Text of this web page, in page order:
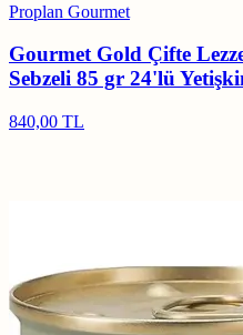
Proplan Gourmet
Gourmet Gold Çifte
Sebzeli 85 gr 24'lü
840,00 TL